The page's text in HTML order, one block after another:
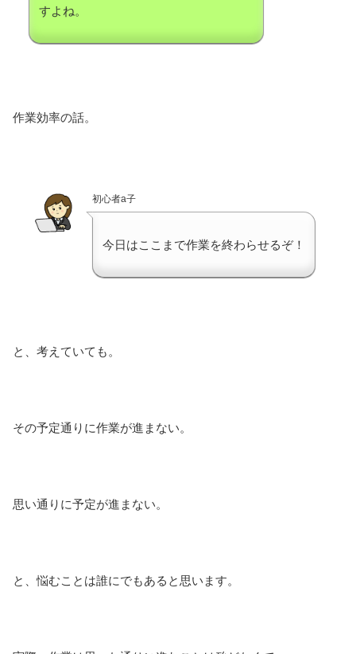
すよね。
作業効率の話。
初心者a子
今日はここまで作業を終わらせるぞ！
と、考えていても。
その予定通りに作業が進まない。
思い通りに予定が進まない。
と、悩むことは誰にでもあると思います。